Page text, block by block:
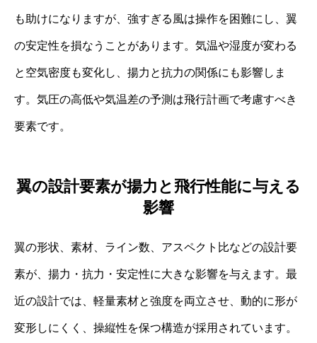
も助けになりますが、強すぎる風は操作を困難にし、翼
の安定性を損なうことがあります。気温や湿度が変わる
と空気密度も変化し、揚力と抗力の関係にも影響しま
す。気圧の高低や気温差の予測は飛行計画で考慮すべき
要素です。
翼の設計要素が揚力と飛行性能に与える
影響
翼の形状、素材、ライン数、アスペクト比などの設計要
素が、揚力・抗力・安定性に大きな影響を与えます。最
近の設計では、軽量素材と強度を両立させ、動的に形が
変形しにくく、操縦性を保つ構造が採用されています。